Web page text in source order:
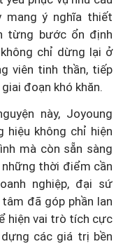
mang ý nghĩa thiết
từng bước ổn định
chỉ dừng lại ở
viên tinh thần, tiếp
đoạn khó khăn.
này, Joyoung
hiệu không chỉ hiện
mà còn sẵn sàng
thời điểm cần
nghiệp, đại sứ
đã góp phần lan
hiện vai trò tích cực
các giá trị bền